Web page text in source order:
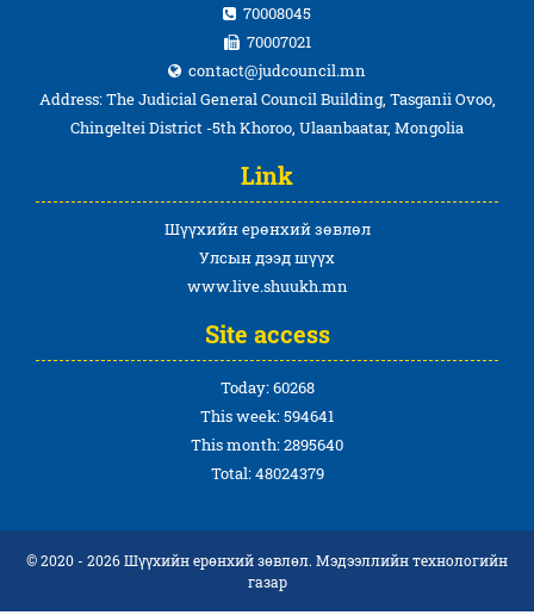
70008045
70007021
contact@judcouncil.mn
Address: The Judicial General Council Building, Tasganii Ovoo,
Chingeltei District -5th Khoroo, Ulaanbaatar, Mongolia
Link
Шүүхийн ерөнхий зөвлөл
Улсын дээд шүүх
www.live.shuukh.mn
Site access
Today: 60268
This week: 594641
This month: 2895640
Total: 48024379
© 2020 - 2026 Шүүхийн ерөнхий зөвлөл. Мэдээллийн технологийн
газар